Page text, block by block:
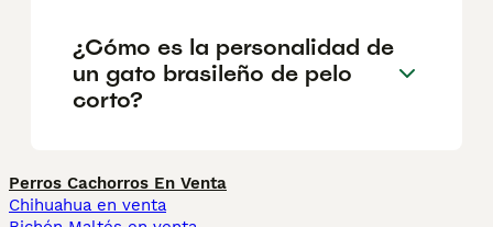
¿Cómo es la personalidad de
un gato brasileño de pelo
corto?
Perros Cachorros En Venta
Chihuahua en venta